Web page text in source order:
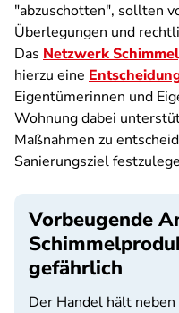
"abzuschotten", sollten
Überlegungen und
Das Netzwerk
hierzu eine
Eigentümerinnen und
Wohnung dabei
Maßnahmen zu
Sanierungsziel
Vorbeugende
gefährlich
Der Handel hält neben